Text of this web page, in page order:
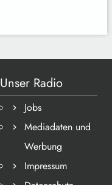
Unser Radio
Jobs
Mediadaten und
Werbung
Impressum